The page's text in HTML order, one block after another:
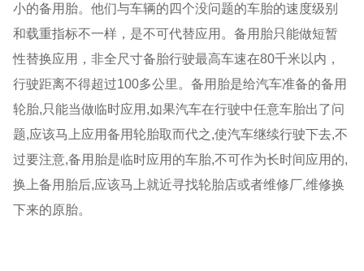
小的备用胎。他们与车辆的四个没问题的车胎的速度级别
和载重指标不一样，是不可代替应用。备用胎只能做短暂
性替换应用，非全尺寸备胎行驶最高车速在80千米以内，
行驶距离不得超过100多公里。备用胎是给汽车准备的备用
轮胎,只能当做临时应用,如果汽车在行驶中任意车胎出了问
题,应该马上应用备用轮胎取而代之,使汽车继续行驶下去,不
过要注意,备用胎是临时应用的车胎,不可作为长时间应用的,
换上备用胎后,应该马上就近寻找轮胎店或者维修厂,维修换
下来的原胎。